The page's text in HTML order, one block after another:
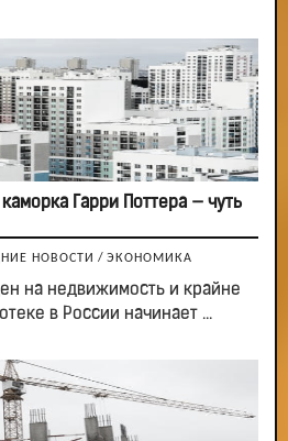
Гарри Поттера — чуть
НОВОСТИ / ЭКОНОМИКА
на недвижимость и крайне
в России начинает ...